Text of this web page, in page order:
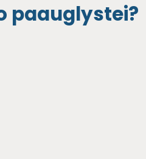
paauglystei?